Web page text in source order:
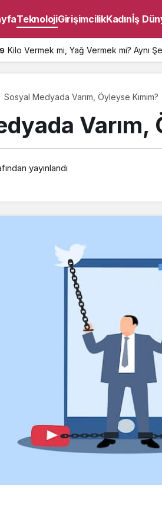
TeknolojiGirişimcilikKadınİş
Kilo Vermek mi, Yağ Vermek mi? Aynı
Sosyal Medyada Varım, Öyleyse Kimim?
Varım,
yayınlandı